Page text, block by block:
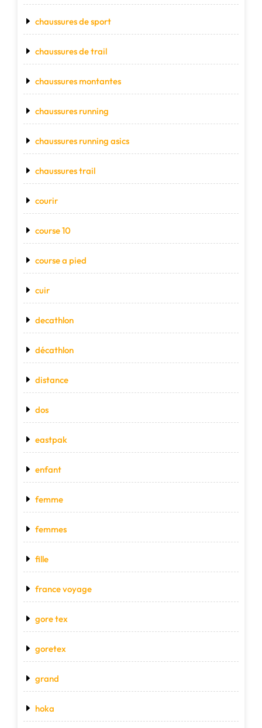
chaussures de sport
chaussures de trail
chaussures montantes
chaussures running
chaussures running asics
chaussures trail
courir
course 10
course a pied
cuir
decathlon
décathlon
distance
dos
eastpak
enfant
femme
femmes
fille
france voyage
gore tex
goretex
grand
hoka